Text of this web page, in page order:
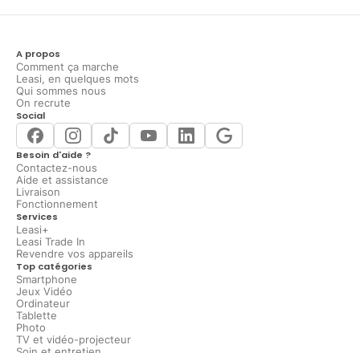
A propos
Comment ça marche
Leasi, en quelques mots
Qui sommes nous
On recrute
Social
Besoin d'aide ?
Contactez-nous
Aide et assistance
Livraison
Fonctionnement
Services
Leasi+
Leasi Trade In
Revendre vos appareils
Top catégories
Smartphone
Jeux Vidéo
Ordinateur
Tablette
Photo
TV et vidéo-projecteur